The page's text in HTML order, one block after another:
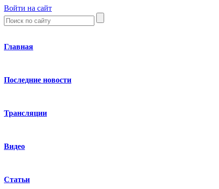
Войти на сайт
Главная
Последние новости
Трансляции
Видео
Статьи